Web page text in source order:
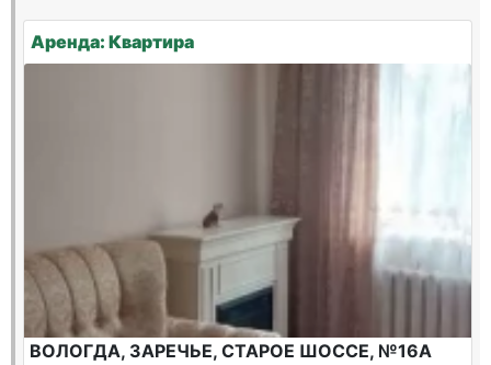
Аренда: Квартира
ВОЛОГДА, ЗАРЕЧЬЕ, СТАРОЕ ШОССЕ, №16А